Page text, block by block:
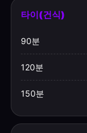
타이(건식)
90분
120분
150분